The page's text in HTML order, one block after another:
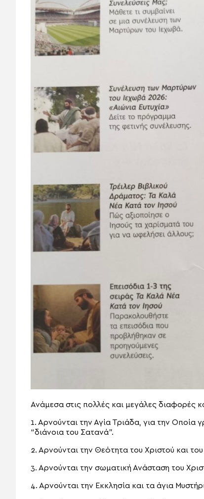
Ανάμεσα στις πολλές και μεγάλες διαφορές
1. Αρνούνται την Αγία Τριάδα, για την
“διάνοια του Σατανά”.
2. Αρνούνται την Θεότητα του Χριστού και
3. Αρνούνται την σωματική Ανάσταση του
4. Αρνούνται την Εκκλησία και τα άγια